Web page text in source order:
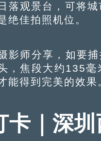
落观景台，可将
绝佳拍照机位。
师分享，如要捕
，焦段大约135
能得到完美的效果
卡｜深